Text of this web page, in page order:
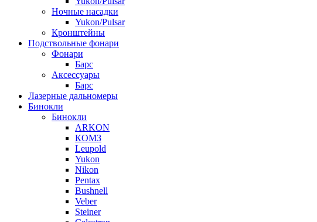
Ночные насадки
Yukon/Pulsar
Кронштейны
Подствольные фонари
Фонари
Барс
Аксессуары
Барс
Лазерные дальномеры
Бинокли
Бинокли
ARKON
КОМЗ
Leupold
Yukon
Nikon
Pentax
Bushnell
Veber
Steiner